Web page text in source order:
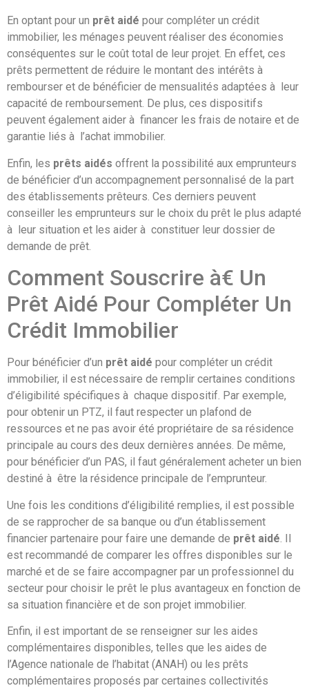
En optant pour un prêt aidé pour compléter un crédit
immobilier, les ménages peuvent réaliser des économies
conséquentes sur le coût total de leur projet. En effet, ces
prêts permettent de réduire le montant des intérêts à
rembourser et de bénéficier de mensualités adaptées à leur
capacité de remboursement. De plus, ces dispositifs
peuvent également aider à financer les frais de notaire et de
garantie liés à l’achat immobilier.
Enfin, les prêts aidés offrent la possibilité aux emprunteurs
de bénéficier d’un accompagnement personnalisé de la part
des établissements prêteurs. Ces derniers peuvent
conseiller les emprunteurs sur le choix du prêt le plus adapté
à leur situation et les aider à constituer leur dossier de
demande de prêt.
Comment Souscrire à€ Un
Prêt Aidé Pour Compléter Un
Crédit Immobilier
Pour bénéficier d’un prêt aidé pour compléter un crédit
immobilier, il est nécessaire de remplir certaines conditions
d’éligibilité spécifiques à chaque dispositif. Par exemple,
pour obtenir un PTZ, il faut respecter un plafond de
ressources et ne pas avoir été propriétaire de sa résidence
principale au cours des deux dernières années. De même,
pour bénéficier d’un PAS, il faut généralement acheter un bien
destiné à être la résidence principale de l’emprunteur.
Une fois les conditions d’éligibilité remplies, il est possible
de se rapprocher de sa banque ou d’un établissement
financier partenaire pour faire une demande de prêt aidé . Il
est recommandé de comparer les offres disponibles sur le
marché et de se faire accompagner par un professionnel du
secteur pour choisir le prêt le plus avantageux en fonction de
sa situation financière et de son projet immobilier.
Enfin, il est important de se renseigner sur les aides
complémentaires disponibles, telles que les aides de
l’Agence nationale de l’habitat (ANAH) ou les prêts
complémentaires proposés par certaines collectivités